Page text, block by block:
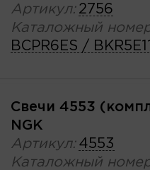
Артикул: 2756
Каталожный
BCPR6ES /
Свечи 4553
NGK
Артикул: 4553
Каталожный